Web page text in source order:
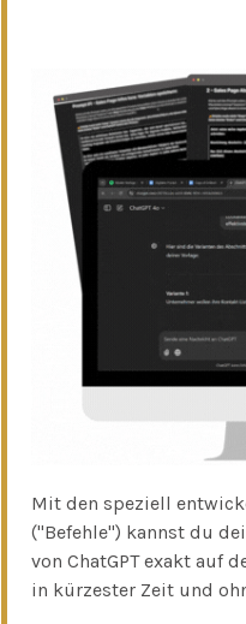
Mit den speziell
("Befehle") kannst du
von ChatGPT exakt auf
in kürzester Zeit und